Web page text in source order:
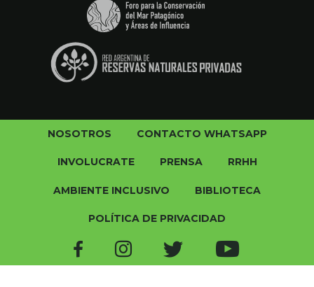
NOSOTROS CONTACTO WHATSAPP
INVOLUCRATE PRENSA RRHH
AMBIENTE INCLUSIVO BIBLIOTECA
POLÍTICA DE PRIVACIDAD